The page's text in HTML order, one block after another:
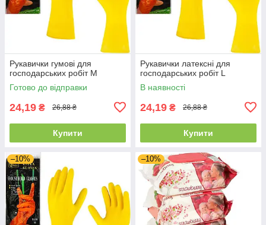
Рукавички гумові для
господарських робіт М
Готово до відправки
24,19 ₴ 26,88 ₴
Купити
Рукавички латексні для
господарських робіт L
В наявності
24,19 ₴ 26,88 ₴
Купити
–10% –10%